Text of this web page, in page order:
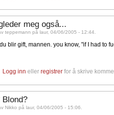
meg også...
teppemann på laur, 04/06/2005 - 12:44.
blir gift, mannen. you know, "if I had to
Logg inn ellerregistrer for å skrive
Blond?
Nikko på laur, 04/06/2005 - 15:06.